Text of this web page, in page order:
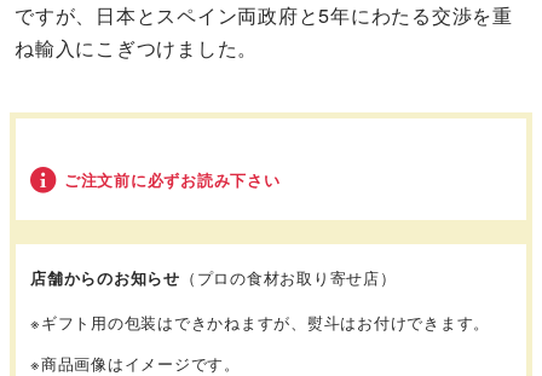
ですが、日本とスペイン両政府と5年にわたる交渉を重
ね輸入にこぎつけました。
ご注文前に必ずお読み下さい
店舗からのお知らせ （プロの食材お取り寄せ店）
※ギフト用の包装はできかねますが、熨斗はお付けできます。
※商品画像はイメージです。